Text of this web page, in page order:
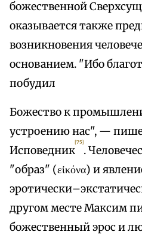
божественной
оказывается также
возникновения
основанием. "Ибо
побудил
Божество к
устроению нас", —
Исповедник
[75]
.
"образ" (εἰκόνα) и
другом месте Максим
божественный эрос и